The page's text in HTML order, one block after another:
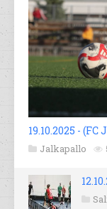
19.10.2025 -
Jalkapallo